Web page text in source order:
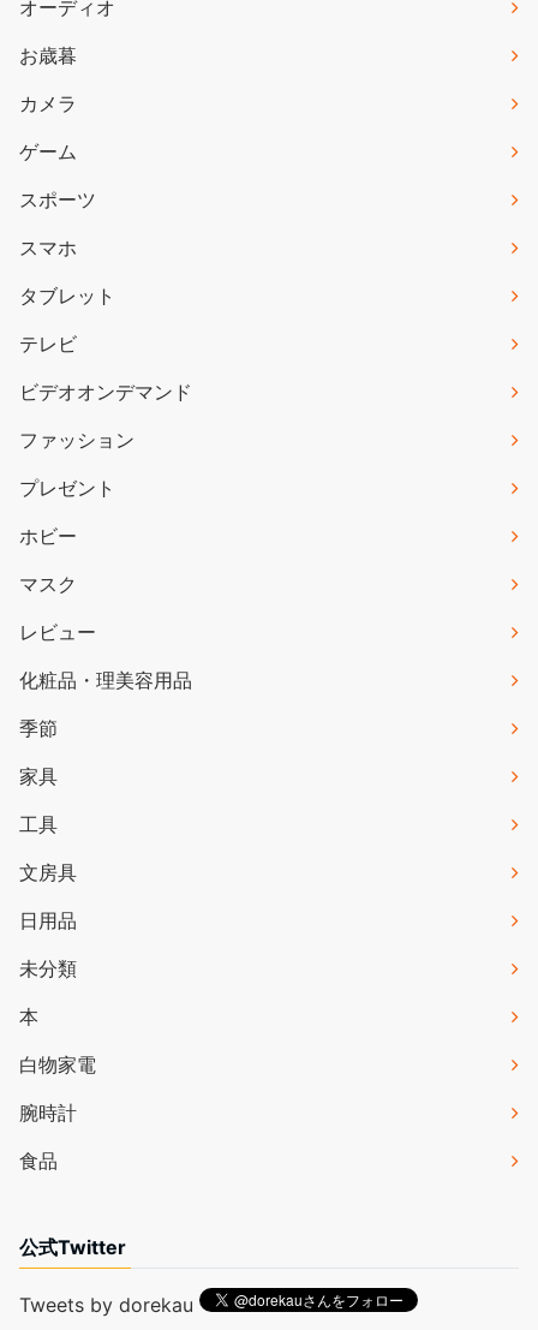
オーディオ
お歳暮
カメラ
ゲーム
スポーツ
スマホ
タブレット
テレビ
ビデオオンデマンド
ファッション
プレゼント
ホビー
マスク
レビュー
化粧品・理美容用品
季節
家具
工具
文房具
日用品
未分類
本
白物家電
腕時計
食品
公式Twitter
Tweets by dorekau